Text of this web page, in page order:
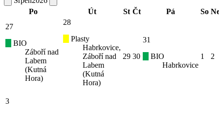
Po
Út St Čt Pá So
27
BIO
Záboří nad
Labem
(Kutná
Hora)
28
Plasty
Habrkovice,
Záboří nad
Labem
(Kutná
Hora)
29 30
31
BIO
Habrkovice
1 2
3